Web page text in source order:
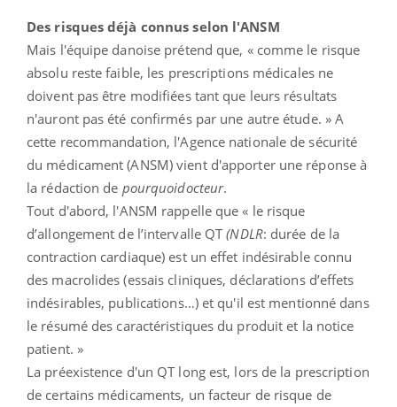
Des risques déjà connus selon l'ANSM
Mais l'équipe danoise prétend que, « comme le risque
absolu reste faible, les prescriptions médicales ne
doivent pas être modifiées tant que leurs résultats
n'auront pas été confirmés par une autre étude. » A
cette recommandation, l'Agence nationale de sécurité
du médicament (ANSM) vient d'apporter une réponse à
la rédaction de pourquoidocteur.
Tout d'abord, l'ANSM rappelle que « le risque
d’allongement de l’intervalle QT(NDLR: durée de la
contraction cardiaque) est un effet indésirable connu
des macrolides (essais cliniques, déclarations d’effets
indésirables, publications…) et qu'il est mentionné dans
le résumé des caractéristiques du produit et la notice
patient. »
La préexistence d'un QT long est, lors de la prescription
de certains médicaments, un facteur de risque de